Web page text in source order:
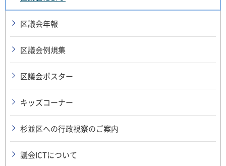
区議会年報
区議会例規集
区議会ポスター
キッズコーナー
杉並区への行政視察のご案内
議会ICTについて